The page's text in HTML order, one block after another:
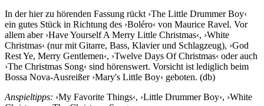
In der hier zu hörenden Fassung rückt ›The Little Drummer Boy‹
ein gutes Stück in Richtung des ›Boléro‹ von Maurice Ravel. Vor
allem aber ›Have Yourself A Merry Little Christmas‹, ›White
Christmas‹ (nur mit Gitarre, Bass, Klavier und Schlagzeug), ›God
Rest Ye, Merry Gentlemen‹, ›Twelve Days Of Christmas‹ oder auch
›The Christmas Song‹ sind hörenswert. Vorsicht ist lediglich beim
Bossa Nova-Ausreißer ›Mary's Little Boy‹ geboten. (db)
Anspieltipps: ›My Favorite Things‹, ›Little Drummer Boy‹, ›White